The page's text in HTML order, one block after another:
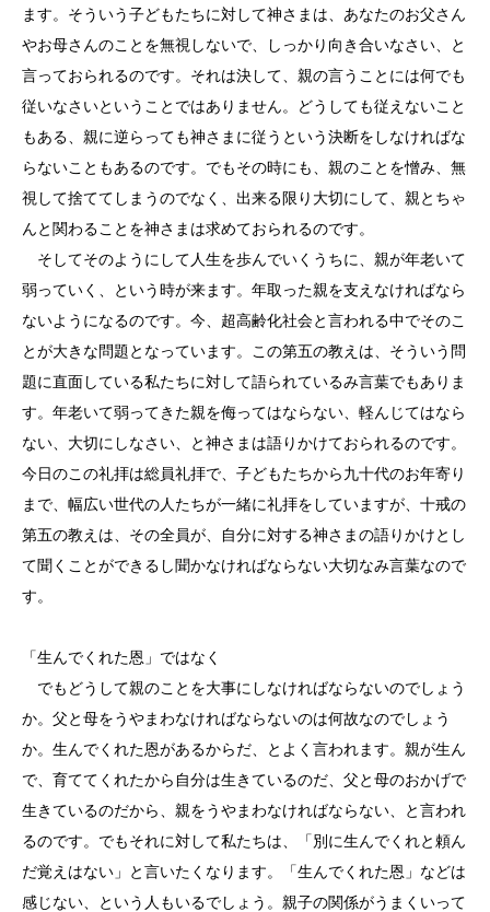
ます。そういう子どもたちに対して神さまは、あなたのお父さん
やお母さんのことを無視しないで、しっかり向き合いなさい、と
言っておられるのです。それは決して、親の言うことには何でも
従いなさいということではありません。どうしても従えないこと
もある、親に逆らっても神さまに従うという決断をしなければな
らないこともあるのです。でもその時にも、親のことを憎み、無
視して捨ててしまうのでなく、出来る限り大切にして、親とちゃ
んと関わることを神さまは求めておられるのです。
そしてそのようにして人生を歩んでいくうちに、親が年老いて
弱っていく、という時が来ます。年取った親を支えなければなら
ないようになるのです。今、超高齢化社会と言われる中でそのこ
とが大きな問題となっています。この第五の教えは、そういう問
題に直面している私たちに対して語られているみ言葉でもありま
す。年老いて弱ってきた親を侮ってはならない、軽んじてはなら
ない、大切にしなさい、と神さまは語りかけておられるのです。
今日のこの礼拝は総員礼拝で、子どもたちから九十代のお年寄り
まで、幅広い世代の人たちが一緒に礼拝をしていますが、十戒の
第五の教えは、その全員が、自分に対する神さまの語りかけとし
て聞くことができるし聞かなければならない大切なみ言葉なので
す。
「生んでくれた恩」ではなく
でもどうして親のことを大事にしなければならないのでしょう
か。父と母をうやまわなければならないのは何故なのでしょう
か。生んでくれた恩があるからだ、とよく言われます。親が生ん
で、育ててくれたから自分は生きているのだ、父と母のおかげで
生きているのだから、親をうやまわなければならない、と言われ
るのです。でもそれに対して私たちは、「別に生んでくれと頼ん
だ覚えはない」と言いたくなります。「生んでくれた恩」などは
感じない、という人もいるでしょう。親子の関係がうまくいって